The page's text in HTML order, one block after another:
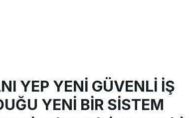
YEP YENİ GÜVENLİ İŞ
YENİ BİR SİSTEM